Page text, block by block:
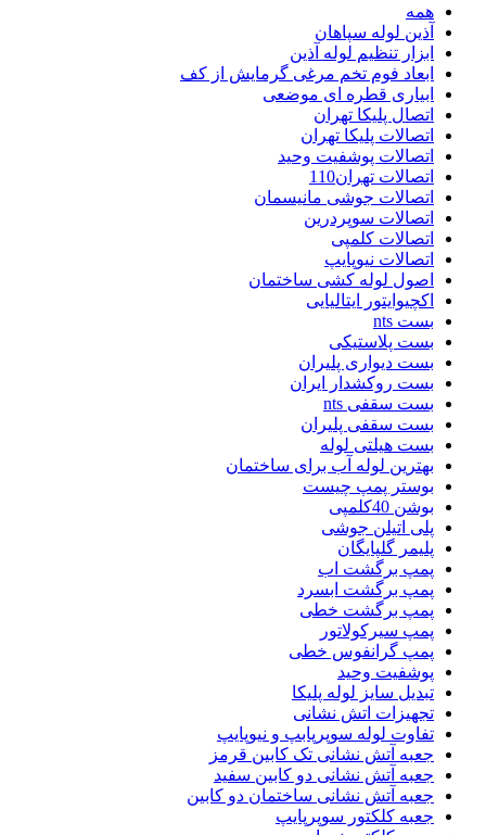
همه
آذین لوله سپاهان
ابزار تنظیم لوله آذین
ابعاد فوم تخم مرغی گرمایش از کف
ابیاری قطره ای موضعی
اتصال پلیکا تهران
اتصالات پلیکا تهران
اتصالات پوشفیت وحید
اتصالات تهران110
اتصالات جوشی مانیسمان
اتصالات سوپردرین
اتصالات کلمپی
اتصالات نیوپایپ
اصول لوله کشی ساختمان
اکچیوایتور ایتالیایی
بست nts
بست پلاستیکی
بست دیواری پلیران
بست روکشدار ایران
بست سقفی nts
بست سقفی پلیران
بست هیلتی لوله
بهترین لوله آب برای ساختمان
بوستر پمپ چیست
بوشن 40کلمپی
پلی اتیلن جوشی
پلیمر گلپایگان
پمپ برگشت اب
پمپ برگشت ابسرد
پمپ برگشت خطی
پمپ سیرکولاتور
پمپ گرانفوس خطی
پوشفیت وحید
تبدیل سایز لوله پلیکا
تجهیزات اتش نشانی
تفاوت لوله سوپرپابپ و نیوپایپ
جعبه آتش نشانی تک کابین قرمز
جعبه آتش نشانی دو کابین سفید
جعبه آتش نشانی ساختمان دو کابین
جعبه کلکتور سوپرپایپ